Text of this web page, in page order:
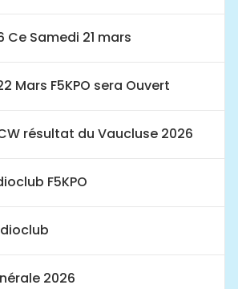
Ce Samedi 21 mars
Mars F5KPO sera Ouvert
résultat du Vaucluse 2026
F5KPO
2026